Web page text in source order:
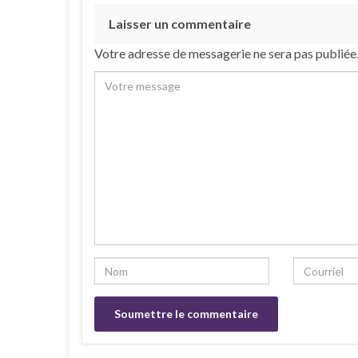
Laisser un commentaire
Votre adresse de messagerie ne sera pas publiée.